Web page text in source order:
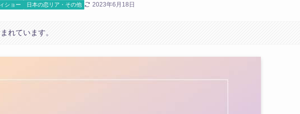
ショー 日本の恋リア・その他 2023年6月18日
れています。